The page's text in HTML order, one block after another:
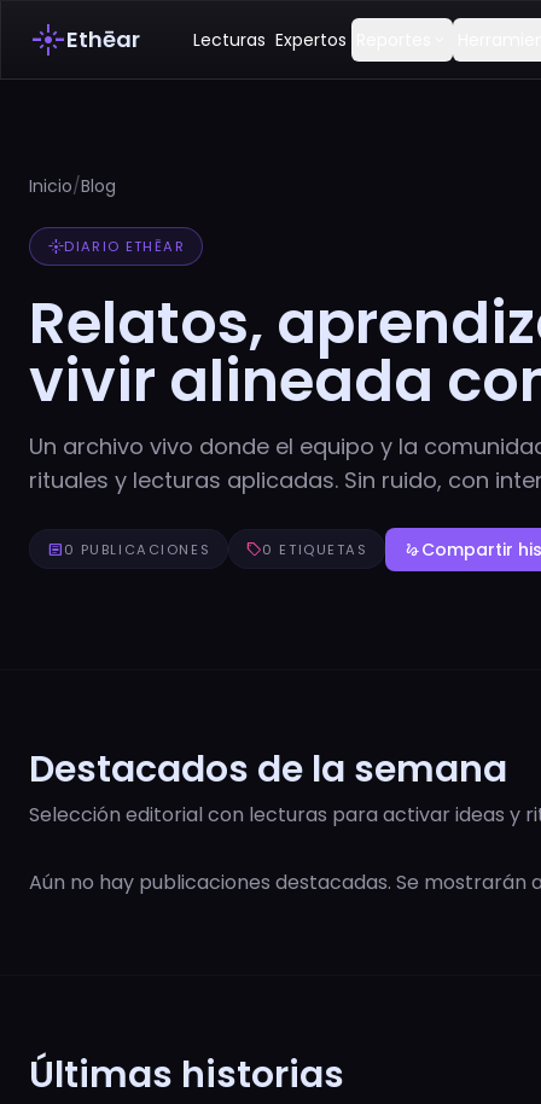
flareEthēar Lecturas Expertos
Inicio/Blog
flareDIARIO ETHĒAR
Relatos,
vivir alineada
Un archivo vivo donde el equipo y la
rituales y lecturas aplicadas. Sin ruido, con
article0 PUBLICACIONES sell0 ETIQUETAS gestureCompartir
Destacados de la semana
Selección editorial con lecturas para activar ideas y
Aún no hay publicaciones destacadas. Se
Últimas historias